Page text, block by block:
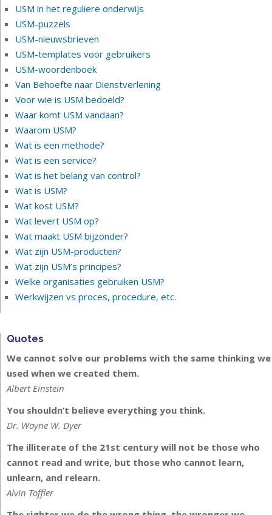
USM in het reguliere onderwijs
USM-puzzels
USM-nieuwsbrieven
USM-templates voor gebruikers
USM-woordenboek
Van Behoefte naar Dienstverlening
Voor wie is USM bedoeld?
Waar komt USM vandaan?
Waarom USM?
Wat is een methode?
Wat is een service?
Wat is het belang van control?
Wat is USM?
Wat kost USM?
Wat levert USM op?
Wat maakt USM bijzonder?
Wat zijn USM-producten?
Wat zijn USM’s principes?
Welke organisaties gebruiken USM?
Werkwijzen vs proces, procedure, etc.
Quotes
We cannot solve our problems with the same thinking we
used when we created them.
Albert Einstein
You shouldn’t believe everything you think.
Dr. Wayne W. Dyer
The illiterate of the 21st century will not be those who
cannot read and write, but those who cannot learn,
unlearn, and relearn.
Alvin Toffler